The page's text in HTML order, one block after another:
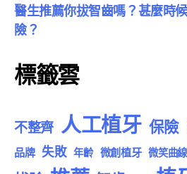
醫生推薦你拔智齒嗎？甚麼時
險？
標籤雲
不整齊 人工植牙 保險
品牌 失敗 年齡 微創植牙 微笑曲線